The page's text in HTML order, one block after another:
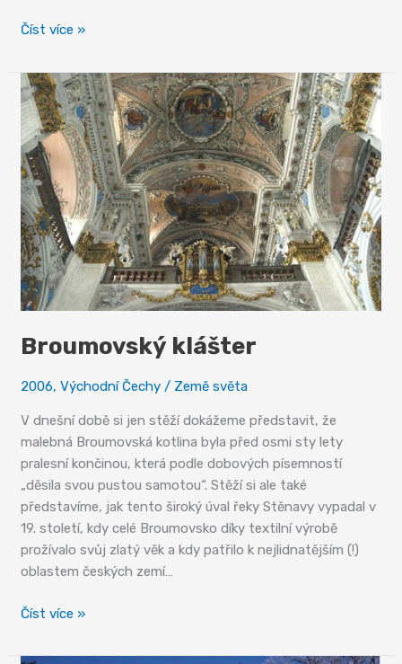
Adršpach
Číst více »
Broumovský klášter
2006,Východní Čechy / Země světa
V dnešní době si jen stěží dokážeme představit, že
malebná Broumovská kotlina byla před osmi sty lety
pralesní končinou, která podle dobových písemností
„děsila svou pustou samotou“. Stěží si ale také
představíme, jak tento široký úval řeky Stěnavy vypadal v
19. století, kdy celé Broumovsko díky textilní výrobě
prožívalo svůj zlatý věk a kdy patřilo k nejlidnatějším (!)
oblastem českých zemí…
Broumovský
Číst více »